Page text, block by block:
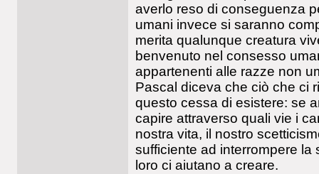
averlo reso di conseguenza
umani invece si saranno
merita qualunque creatura
benvenuto nel consesso
appartenenti alle razze non
Pascal diceva che ciò che ci
questo cessa di esistere: se
capire attraverso quali vie i
nostra vita, il nostro
sufficiente ad interrompere la
loro ci aiutano a creare.